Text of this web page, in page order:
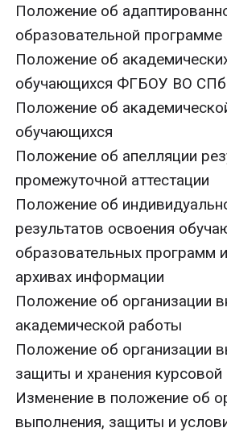
Положение об
образовательной программе
Положение об
обучающихся ФГБОУ ВО
Положение об
обучающихся
Положение об апелляции
промежуточной аттестации
Положение об
результатов освоения
образовательных программ
архивах информации
Положение об организации
академической работы
Положение об организации
защиты и хранения
Изменение в положение об
выполнения, защиты и